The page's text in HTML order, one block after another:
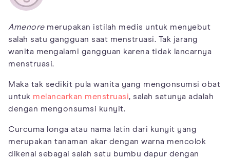
Amenoremerupakan istilah medis untuk menyebut
salah satu gangguan saat menstruasi. Tak jarang
wanita mengalami gangguan karena tidak lancarnya
menstruasi.
Maka tak sedikit pula wanita yang mengonsumsi obat
untuk melancarkan menstruasi, salah satunya adalah
dengan mengonsumsi kunyit.
Curcuma longa atau nama latin dari kunyit yang
merupakan tanaman akar dengan warna mencolok
dikenal sebagai salah satu bumbu dapur dengan